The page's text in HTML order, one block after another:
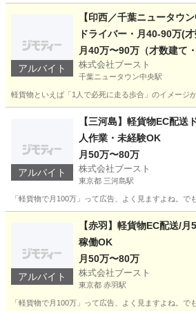
アルバイト
【印西／千葉ニュータウ
ドライバー・月40-90万(
与
月40万〜90万（才数建て
株式会社ブースト
千葉ニュータウン中央駅
軽貨物といえば「1人で必死に走る歩合」のイメージ
千葉ニュータウン中央駅
アルバイト
【三河島】軽貨物EC配送
人作業・未経験OK
月50万〜80万
株式会社ブースト
東京都 三河島駅
「軽貨物で月100万」って広告、よく見ますよね。
三河島駅 ドライバー
アルバイト
【赤羽】軽貨物EC配送/
稼働OK
月50万〜80万
株式会社ブースト
東京都 赤羽駅
「軽貨物で月100万」って広告、よく見ますよね。